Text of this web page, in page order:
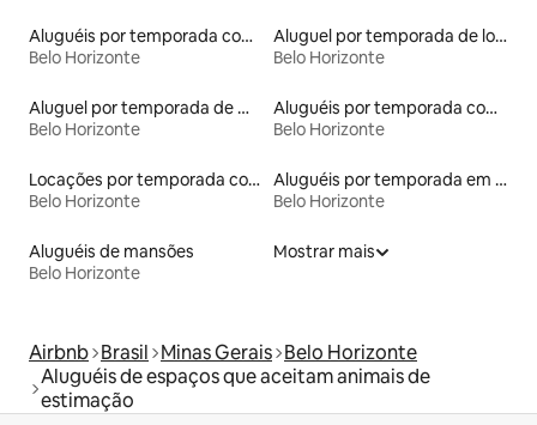
Aluguéis por temporada com sauna
Belo Horizonte
Aluguel por temporada de lofts
Belo Horizonte
Aluguel por temporada de microcasas
Belo Horizonte
Aluguéis por temporada com acesso ao lago
Belo Horizonte
Locações por temporada com piscina
Belo Horizonte
Aluguéis por temporada em albergue
Belo Horizonte
Aluguéis de mansões
Belo Horizonte
Mostrar mais
Airbnb Brasil Minas Gerais Belo Horizonte
Aluguéis de espaços que aceitam animais de
estimação